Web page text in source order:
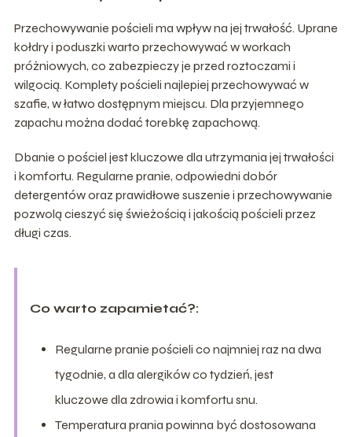
Przechowywanie pościeli ma wpływ na jej trwałość. Uprane
kołdry i poduszki warto przechowywać w workach
próżniowych, co zabezpieczy je przed roztoczami i
wilgocią. Komplety pościeli najlepiej przechowywać w
szafie, w łatwo dostępnym miejscu. Dla przyjemnego
zapachu można dodać torebkę zapachową.
Dbanie o pościel jest kluczowe dla utrzymania jej trwałości
i komfortu. Regularne pranie, odpowiedni dobór
detergentów oraz prawidłowe suszenie i przechowywanie
pozwolą cieszyć się świeżością i jakością pościeli przez
długi czas.
Co warto zapamietać?:
Regularne pranie pościeli co najmniej raz na dwa
tygodnie, a dla alergików co tydzień, jest
kluczowe dla zdrowia i komfortu snu.
Temperatura prania powinna być dostosowana